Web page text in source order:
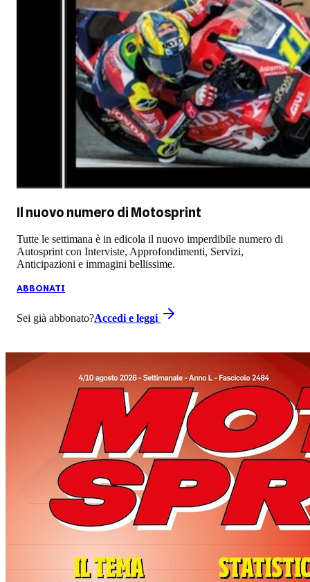
Il nuovo numero di Motosprint
Tutte le settimana è in edicola il nuovo imperdibile numero di
Autosprint con Interviste, Approfondimenti, Servizi,
Anticipazioni e immagini bellissime.
ABBONATI
Sei già abbonato?Accedi e leggi